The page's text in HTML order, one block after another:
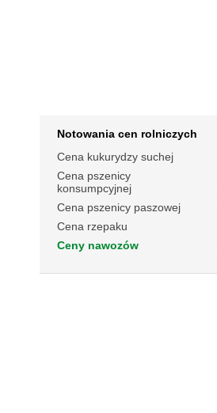
Notowania cen rolniczych
Cena kukurydzy suchej
Cena pszenicy
konsumpcyjnej
Cena pszenicy paszowej
Cena rzepaku
Ceny nawozów